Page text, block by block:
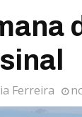
Ferreira